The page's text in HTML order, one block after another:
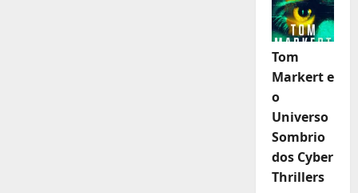
Tom
Markert e
o
Universo
Sombrio
dos Cyber
Thrillers